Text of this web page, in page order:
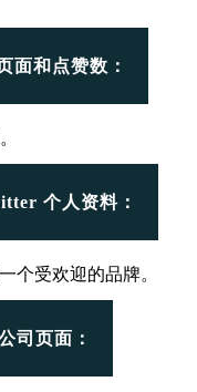
面和点赞数：
个人资料：
个受欢迎的品牌。
司页面：